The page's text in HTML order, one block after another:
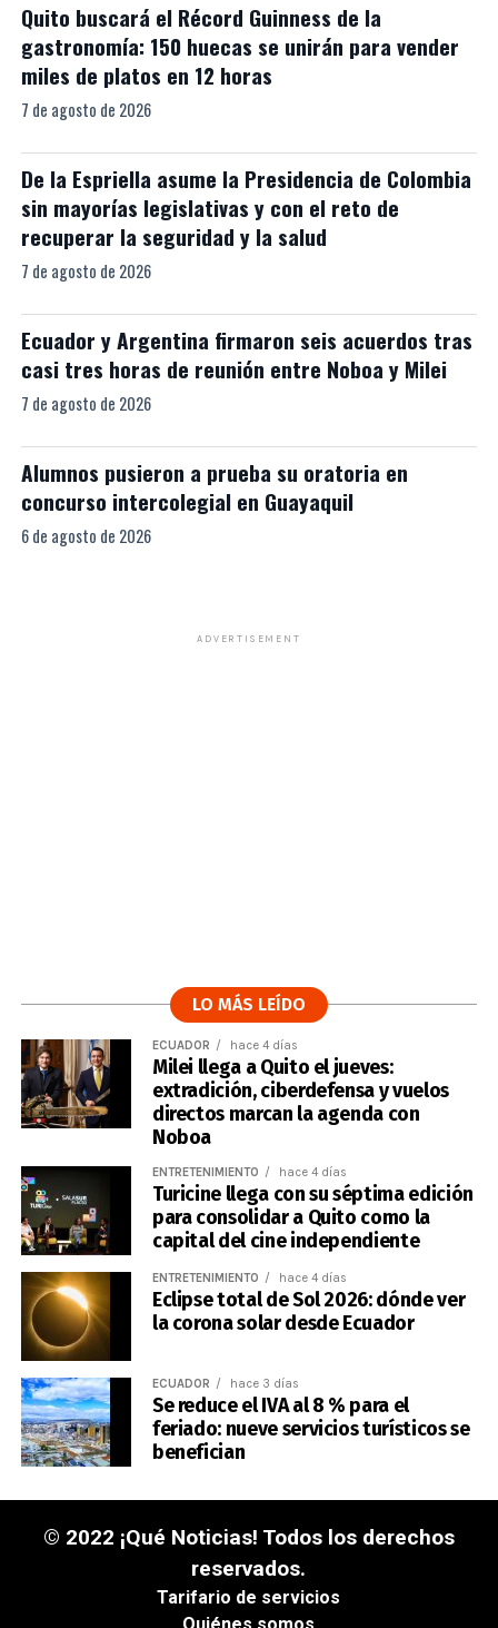
Quito buscará el Récord Guinness de la
gastronomía: 150 huecas se unirán para vender
miles de platos en 12 horas
7 de agosto de 2026
De la Espriella asume la Presidencia de Colombia
sin mayorías legislativas y con el reto de
recuperar la seguridad y la salud
7 de agosto de 2026
Ecuador y Argentina firmaron seis acuerdos tras
casi tres horas de reunión entre Noboa y Milei
7 de agosto de 2026
Alumnos pusieron a prueba su oratoria en
concurso intercolegial en Guayaquil
6 de agosto de 2026
ADVERTISEMENT
LO MÁS LEÍDO
ECUADOR hace 4 días
Milei llega a Quito el jueves:
extradición, ciberdefensa y vuelos
directos marcan la agenda con
Noboa
ENTRETENIMIENTO hace 4 días
Turicine llega con su séptima edición
para consolidar a Quito como la
capital del cine independiente
ENTRETENIMIENTO hace 4 días
Eclipse total de Sol 2026: dónde ver
la corona solar desde Ecuador
ECUADOR hace 3 días
Se reduce el IVA al 8 % para el
feriado: nueve servicios turísticos se
benefician
© 2022 ¡Qué Noticias! Todos los derechos
reservados.
Tarifario de servicios